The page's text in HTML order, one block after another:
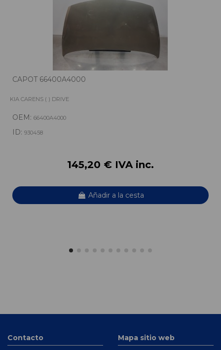
CAPOT 66400A4000
KIA CARENS ( ) DRIVE
OEM: 66400A4000
ID: 930458
145,20 € IVA inc.
Añadir a la cesta
Contacto Mapa sitio web